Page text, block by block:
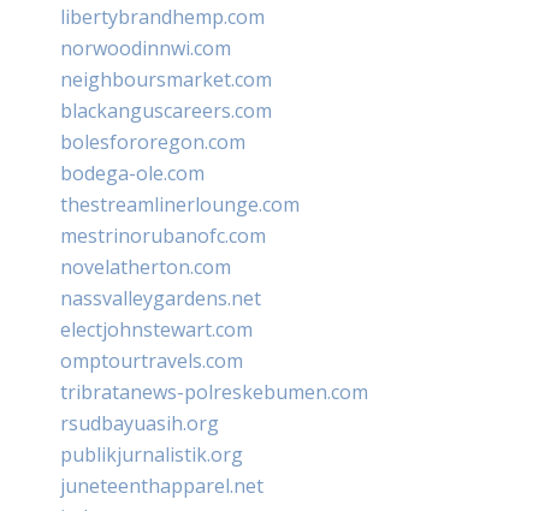
libertybrandhemp.com
norwoodinnwi.com
neighboursmarket.com
blackanguscareers.com
bolesfororegon.com
bodega-ole.com
thestreamlinerlounge.com
mestrinorubanofc.com
novelatherton.com
nassvalleygardens.net
electjohnstewart.com
omptourtravels.com
tribratanews-polreskebumen.com
rsudbayuasih.org
publikjurnalistik.org
juneteenthapparel.net